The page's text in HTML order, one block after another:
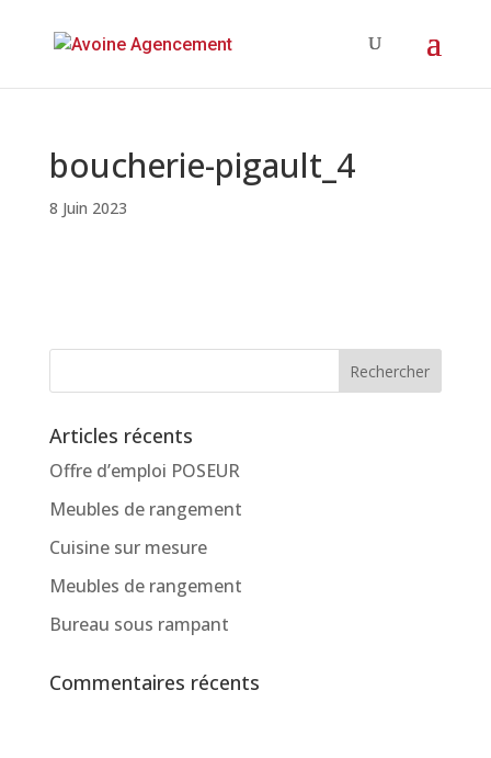
boucherie-pigault_4
8 Juin 2023
Articles récents
Offre d’emploi POSEUR
Meubles de rangement
Cuisine sur mesure
Meubles de rangement
Bureau sous rampant
Commentaires récents